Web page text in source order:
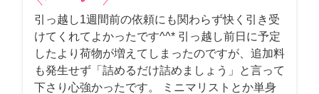
引っ越し1週間前の依頼にも関わらず快く引き受
けてくれてよかったです^^* 引っ越し前日に予定
したより荷物が増えてしまったのですが、追加料
も発生せず「詰めるだけ詰めましょう」と言って
下さり心強かったです。 ミニマリストとか単身